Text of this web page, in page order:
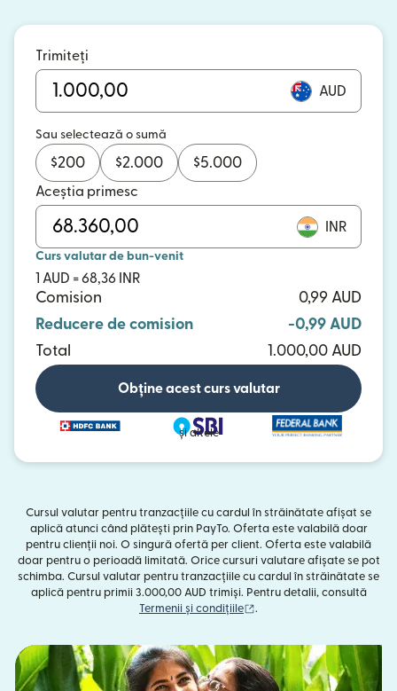
Trimiteți
AUD
Sau selectează o sumă
$200 $2.000 $5.000
Aceștia primesc
INR
Curs valutar de bun-venit
1 AUD = 68,36 INR
Comision
0,99 AUD
Reducere de comision
-0,99 AUD
Total
1.000,00 AUD
Obține acest curs valutar
și altele
Cursul valutar pentru tranzacțiile cu cardul în străinătate afișat se
aplică atunci când plătești prin PayTo. Oferta este valabilă doar
pentru clienții noi. O singură ofertă per client. Oferta este valabilă
doar pentru o perioadă limitată. Orice cursuri valutare afișate se pot
schimba. Cursul valutar pentru tranzacțiile cu cardul în străinătate se
aplică pentru primii 3.000,00 AUD trimiși. Pentru detalii, consultă
Termenii și condițiile
.